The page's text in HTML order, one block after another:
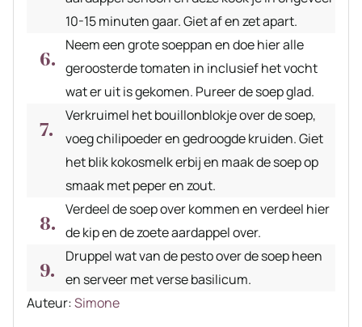
10-15 minuten gaar. Giet af en zet apart.
Neem een grote soeppan en doe hier alle
geroosterde tomaten in inclusief het vocht
wat er uit is gekomen. Pureer de soep glad.
Verkruimel het bouillonblokje over de soep,
voeg chilipoeder en gedroogde kruiden. Giet
het blik kokosmelk erbij en maak de soep op
smaak met peper en zout.
Verdeel de soep over kommen en verdeel hier
de kip en de zoete aardappel over.
Druppel wat van de pesto over de soep heen
en serveer met verse basilicum.
Auteur
Auteur:Simone